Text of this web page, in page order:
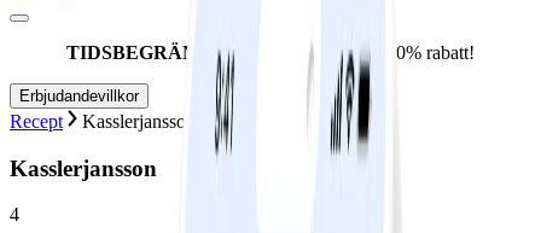
TIDSBEGRÄNSAT ERBJUDANDE: 60% rabatt!
Erbjudandevillkor
Recept Kasslerjansson
Kasslerjansson
4